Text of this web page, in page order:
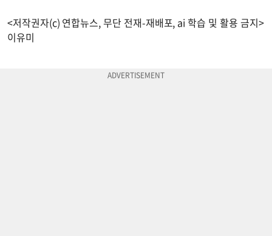
<저작권자(c) 연합뉴스, 무단 전재-재배포, ai 학습 및 활용 금지>
이유미